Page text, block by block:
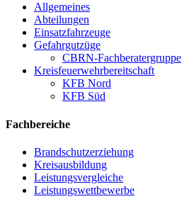
Allgemeines
Abteilungen
Einsatzfahrzeuge
Gefahrgutzüge
CBRN-Fachberatergruppe
Kreisfeuerwehrbereitschaft
KFB Nord
KFB Süd
Fachbereiche
Brandschutzerziehung
Kreisausbildung
Leistungsvergleiche
Leistungswettbewerbe